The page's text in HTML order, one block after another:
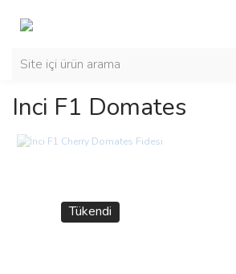
Inci F1 Domates
Tükendi